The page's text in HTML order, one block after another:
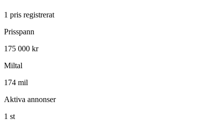
1 pris registrerat
Prisspann
175 000 kr
Miltal
174 mil
Aktiva annonser
1 st